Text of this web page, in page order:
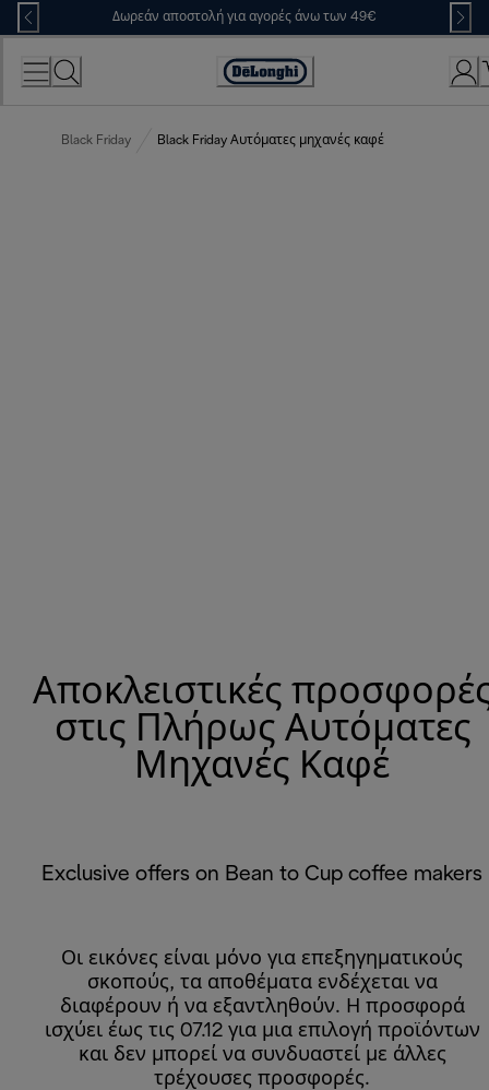
Skip
to
Content
Δωρεάν αποστολή για αγορές άνω των 49€
Accessibility
Black Friday Black Friday Αυτόματες μηχανές καφέ
Αποκλειστικές
στις Πλήρως Αυτόματες
Μηχανές Καφέ
Exclusive offers on Bean to Cup coffee makers
Οι εικόνες είναι μόνο για επεξηγηματικούς
σκοπούς, τα αποθέματα ενδέχεται να
διαφέρουν ή να εξαντληθούν. Η προσφορά
ισχύει έως τις 07.12 για μια επιλογή προϊόντων
και δεν μπορεί να συνδυαστεί με άλλες
τρέχουσες προσφορές.